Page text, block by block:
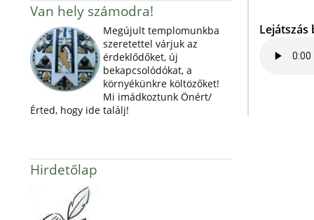
Van hely számodra!
Megújult templomunkba
szeretettel várjuk az
érdeklődőket, új
bekapcsolódókat, a
környékünkre költözőket!
Mi imádkoztunk Önért/
Érted, hogy ide találj!
Hirdetőlap
Lejátszás